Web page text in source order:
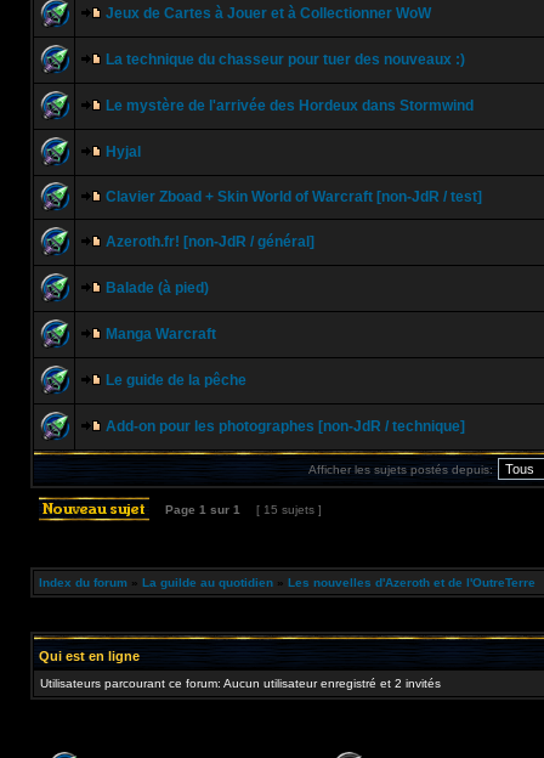
Jeux de Cartes à Jouer et à Collectionner WoW
La technique du chasseur pour tuer des nouveaux :)
Le mystère de l'arrivée des Hordeux dans Stormwind
Hyjal
Clavier Zboad + Skin World of Warcraft [non-JdR / test]
Azeroth.fr! [non-JdR / général]
Balade (à pied)
Manga Warcraft
Le guide de la pêche
Add-on pour les photographes [non-JdR / technique]
Afficher les sujets postés depuis:
Page 1 sur 1 [ 15 sujets ]
Index du forum » La guilde au quotidien » Les nouvelles d'Azeroth et de l'OutreTerre
Qui est en ligne
Utilisateurs parcourant ce forum: Aucun utilisateur enregistré et 2 invités